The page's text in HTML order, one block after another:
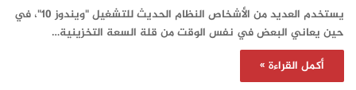
يستخدم العديد من الأشخاص النظام الحديث للتشغيل "ويندوز 10"، في
حين يعاني البعض في نفس الوقت من قلة السعة التخزينية…
أكمل القراءة »